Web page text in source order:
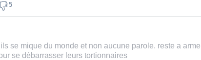
5
se mique du monde et non aucune parole. reste a
se débarrasser leurs tortionnaires